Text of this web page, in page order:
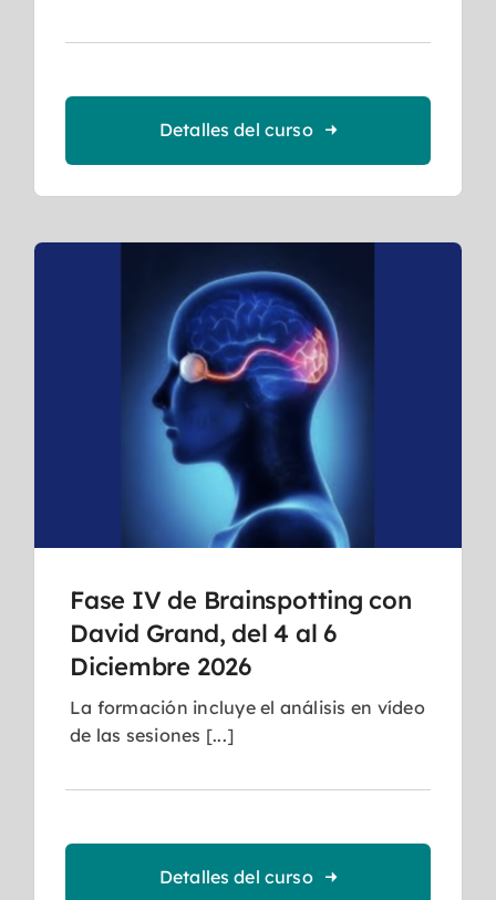
Detalles del curso
Fase IV de Brainspotting con
David Grand, del 4 al 6
Diciembre 2026
La formación incluye el análisis en vídeo
de las sesiones [...]
Detalles del curso